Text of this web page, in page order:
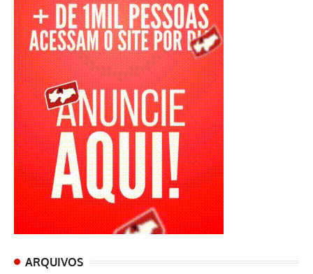
ARQUIVOS